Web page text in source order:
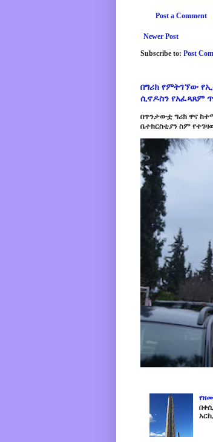
Post a Comment
Newer Post
Subscribe to: Post
በግሪክ የምትገኘው
ሲኖዶስን የአፈጻጸም
በጥንታውቷ ግሪክ ዋና
ቤተክርስቲያን ስም